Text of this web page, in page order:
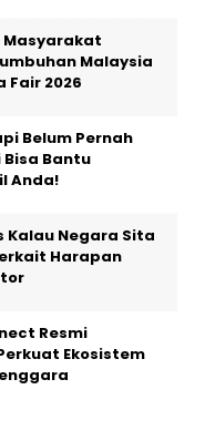
Malaysia
Fair 2026
Belum Pernah
Bisa Bantu
Anda!
Kalau Negara Sita
Harapan
Resmi
Ekosistem